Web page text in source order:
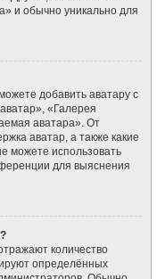
и обычно уникально для
добавить аватару с
«Галерея
аватара». От
аватар, а также какие
можете использовать
для выяснения
количество
определённых